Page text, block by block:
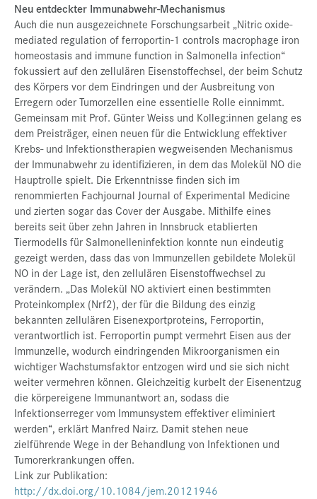
Neu entdeckter Immunabwehr-Mechanismus
Auch die nun ausgezeichnete Forschungsarbeit „Nitric oxide-
mediated regulation of ferroportin-1 controls macrophage iron
homeostasis and immune function in Salmonella infection“
fokussiert auf den zellulären Eisenstoffechsel, der beim Schutz
des Körpers vor dem Eindringen und der Ausbreitung von
Erregern oder Tumorzellen eine essentielle Rolle einnimmt.
Gemeinsam mit Prof. Günter Weiss und Kolleg:innen gelang es
dem Preisträger, einen neuen für die Entwicklung effektiver
Krebs- und Infektionstherapien wegweisenden Mechanismus
der Immunabwehr zu identifizieren, in dem das Molekül NO die
Hauptrolle spielt. Die Erkenntnisse finden sich im
renommierten Fachjournal Journal of Experimental Medicine
und zierten sogar das Cover der Ausgabe. Mithilfe eines
bereits seit über zehn Jahren in Innsbruck etablierten
Tiermodells für Salmonelleninfektion konnte nun eindeutig
gezeigt werden, dass das von Immunzellen gebildete Molekül
NO in der Lage ist, den zellulären Eisenstoffwechsel zu
verändern. „Das Molekül NO aktiviert einen bestimmten
Proteinkomplex (Nrf2), der für die Bildung des einzig
bekannten zellulären Eisenexportproteins, Ferroportin,
verantwortlich ist. Ferroportin pumpt vermehrt Eisen aus der
Immunzelle, wodurch eindringenden Mikroorganismen ein
wichtiger Wachstumsfaktor entzogen wird und sie sich nicht
weiter vermehren können. Gleichzeitig kurbelt der Eisenentzug
die körpereigene Immunantwort an, sodass die
Infektionserreger vom Immunsystem effektiver eliminiert
werden“, erklärt Manfred Nairz. Damit stehen neue
zielführende Wege in der Behandlung von Infektionen und
Tumorerkrankungen offen.
Link zur Publikation:
http://dx.doi.org/10.1084/jem.20121946